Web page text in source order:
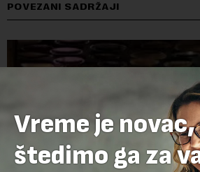
POVEZANI SADRŽAJI
Vreme je novac,
štedimo ga za